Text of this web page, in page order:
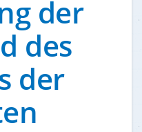
der
des
der